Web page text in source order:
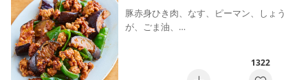
豚赤身ひき肉、なす、ピーマン、しょう
が、ごま油、…
1322